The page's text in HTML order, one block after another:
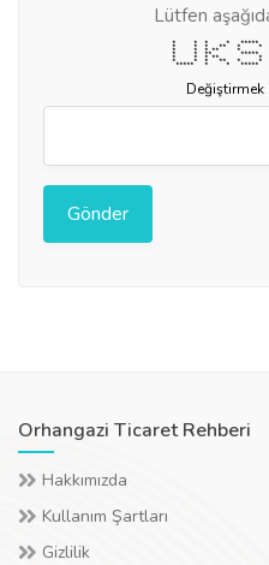
Lütfen
* * * *
* * * ** * *
* * * ** * *
* * ** ***** *
* * * ** *
* * * ** * *
***** * *
Değiştirmek
Orhangazi Ticaret Rehberi
Hakkımızda
Kullanım Şartları
Gizlilik